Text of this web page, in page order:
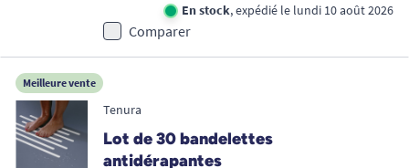
En stock, expédié le lundi 10 août 2026
Comparer
Meilleure vente
Tenura
Lot de 30 bandelettes
antidérapantes